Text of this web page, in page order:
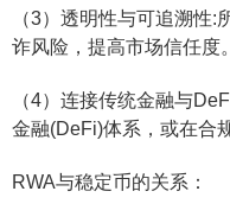
（3）透明性与可追溯性
诈风险，提高市场信任度。
（4）连接传统金融与
金融(DeFi)体系，或在合
RWA与稳定币的关系：